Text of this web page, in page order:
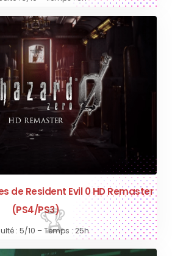
de Resident Evil 0 HD Remaster
(PS4/PS3)
: 5/10 – Temps : 25h